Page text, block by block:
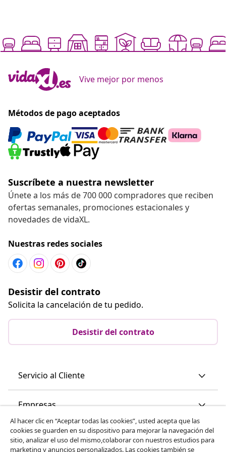
Vive mejor por menos
Métodos de pago aceptados
Suscríbete a nuestra newsletter
Únete a los más de 700 000 compradores que reciben
ofertas semanales, promociones estacionales y
novedades de vidaXL.
Nuestras redes sociales
Desistir del contrato
Solicita la cancelación de tu pedido.
Desistir del contrato
Servicio al Cliente
Empresas
vidaXL
Al hacer clic en “Aceptar todas las cookies”, usted acepta que las
cookies se guarden en su dispositivo para mejorar la navegación del
sitio, analizar el uso del mismo,colaborar con nuestros estudios para
marketing y anuncios personalizados. Las cookies también se